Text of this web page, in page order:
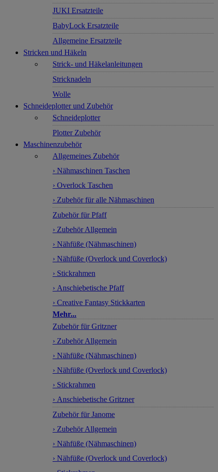
JUKI Ersatzteile
BabyLock Ersatzteile
Allgemeine Ersatzteile
Stricken und Häkeln
Strick- und Häkelanleitungen
Stricknadeln
Wolle
Schneideplotter und Zubehör
Schneideplotter
Plotter Zubehör
Maschinenzubehör
Allgemeines Zubehör
› Nähmaschinen Taschen
› Overlock Taschen
› Zubehör für alle Nähmaschinen
Zubehör für Pfaff
› Zubehör Allgemein
› Nähfüße (Nähmaschinen)
› Nähfüße (Overlock und Coverlock)
› Stickrahmen
› Anschiebetische Pfaff
› Creative Fantasy Stickkarten
Mehr...
Zubehör für Gritzner
› Zubehör Allgemein
› Nähfüße (Nähmaschinen)
› Nähfüße (Overlock und Coverlock)
› Stickrahmen
› Anschiebetische Gritzner
Zubehör für Janome
› Zubehör Allgemein
› Nähfüße (Nähmaschinen)
› Nähfüße (Overlock und Coverlock)